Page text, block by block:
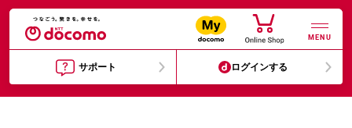
MENU
サポート ログインする